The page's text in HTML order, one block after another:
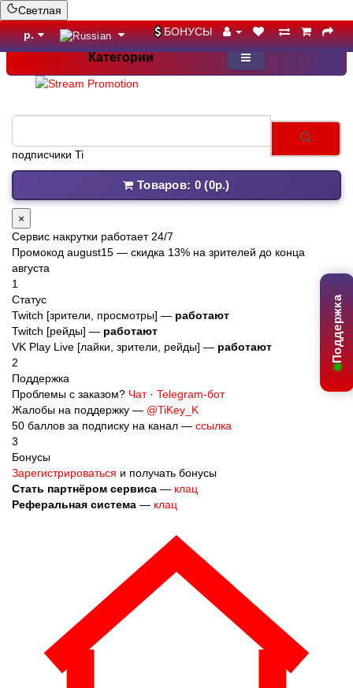
Светлая
Поддержка
р. БОНУСЫ
Товаров: 0 (0р.)
×
Сервис накрутки работает 24/7
Промокодaugust15— скидка 13% на зрителей до конца
августа
1
Статус
Twitch [зрители, просмотры] —
Twitch [рейды] —работают
VK Play Live [лайки, зрители, рейды] —
2
Поддержка
Проблемы с заказом?
Жалобы на поддержку — @TiKey_K
50 баллов за подписку на канал —ссылка
3
Бонусы
Зарегистрироваться
Стать партнёром сервиса—клац
Реферальная система—клац
Категории